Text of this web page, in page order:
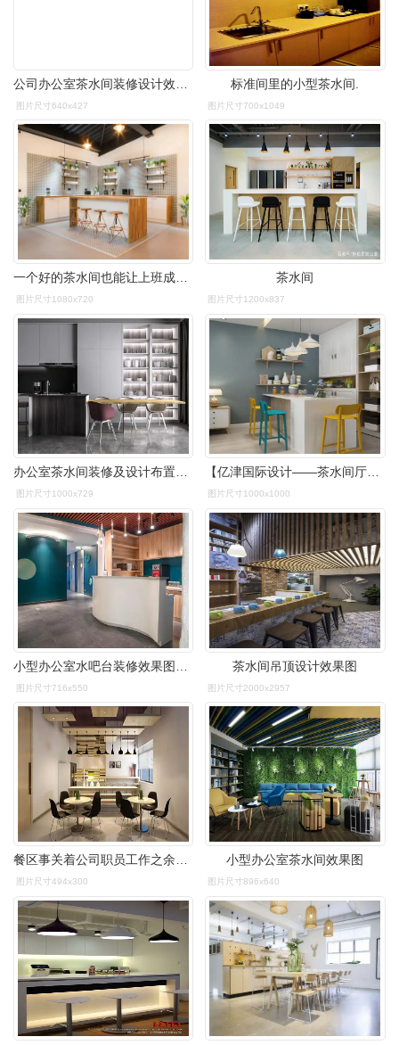
图片尺寸640x427
标准间里的小型茶水间.
图片尺寸700x1049
一个好的茶水间也能让上班成为一种享受
图片尺寸1080x720
茶水间
图片尺寸1200x837
图片尺寸1000x729 图片尺寸1000x1000
图片尺寸716x550
茶水间吊顶设计效果图
图片尺寸2000x2957
餐区事关着公司职员工作之余的休闲娱乐释放压力,间接性危害其工作中
图片尺寸494x300
小型办公室茶水间效果图
图片尺寸896x640